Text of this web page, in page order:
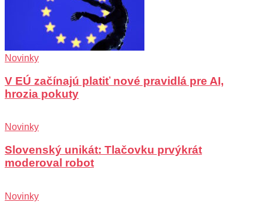
Novinky
V EÚ začínajú platiť nové pravidlá pre AI,
hrozia pokuty
Novinky
Slovenský unikát: Tlačovku prvýkrát
moderoval robot
Novinky